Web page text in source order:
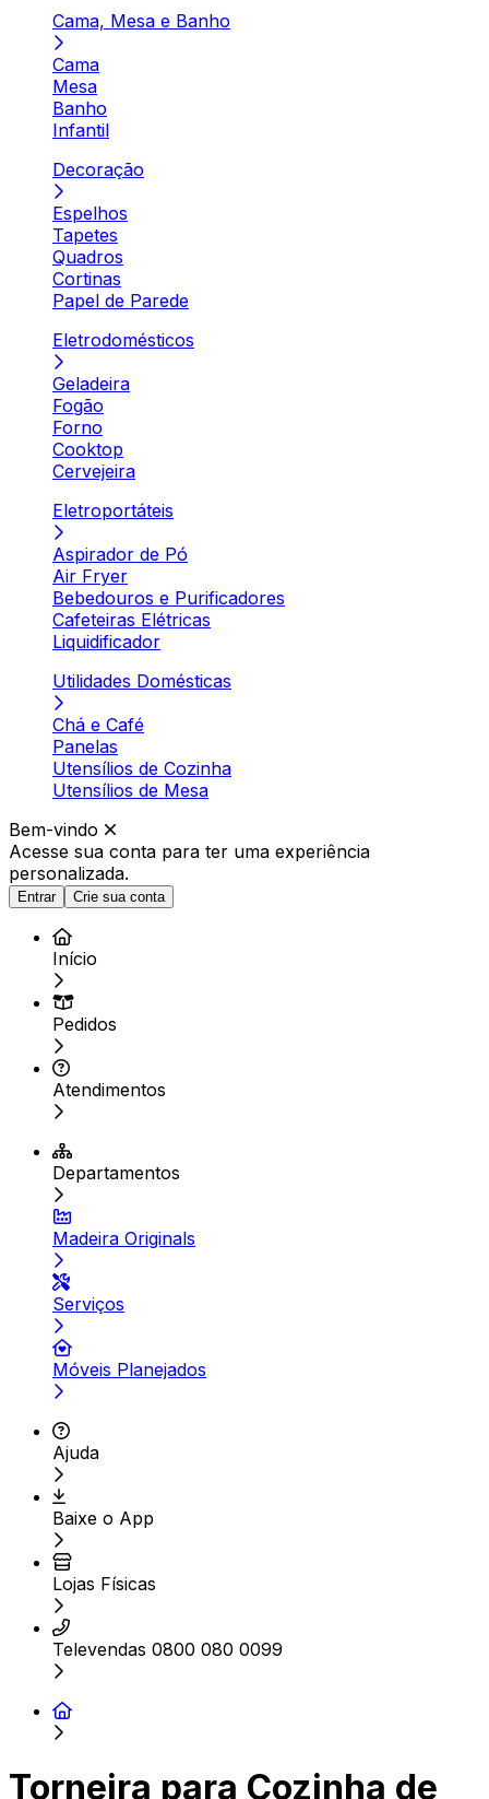
Cama, Mesa e Banho
Cama
Mesa
Banho
Infantil
Decoração
Espelhos
Tapetes
Quadros
Cortinas
Papel de Parede
Eletrodomésticos
Geladeira
Fogão
Forno
Cooktop
Cervejeira
Eletroportáteis
Aspirador de Pó
Air Fryer
Bebedouros e Purificadores
Cafeteiras Elétricas
Liquidificador
Utilidades Domésticas
Chá e Café
Panelas
Utensílios de Cozinha
Utensílios de Mesa
Bem-vindo
Acesse sua conta para ter uma experiência
personalizada.
Entrar Crie sua conta
Início
Pedidos
Atendimentos
Departamentos
Madeira Originals
Serviços
Móveis Planejados
Ajuda
Baixe o App
Lojas Físicas
Televendas 0800 080 0099
Torneira para Cozinha de